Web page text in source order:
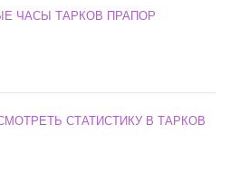
ЧАСЫ ТАРКОВ ПРАПОР
СТАТИСТИКУ В ТАРКОВ